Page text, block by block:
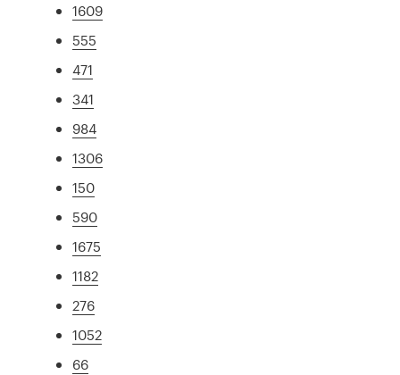
1609
555
471
341
984
1306
150
590
1675
1182
276
1052
66